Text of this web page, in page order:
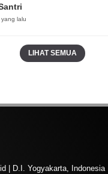
lalu
LIHAT SEMUA
| D.I. Yogyakarta, Indonesia